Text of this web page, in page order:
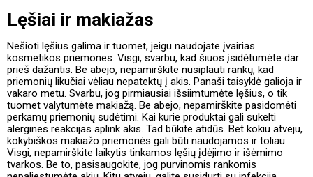
Lęšiai ir makiažas
Nešioti lęšius galima ir tuomet, jeigu naudojate įvairias
kosmetikos priemones. Visgi, svarbu, kad šiuos įsidėtumėte dar
prieš dažantis. Be abejo, nepamirškite nusiplauti rankų, kad
priemonių likučiai vėliau nepatektų į akis. Panaši taisyklė galioja ir
vakaro metu. Svarbu, jog pirmiausiai išsiimtumėte lęšius, o tik
tuomet valytumėte makiažą. Be abejo, nepamirškite pasidomėti
perkamų priemonių sudėtimi. Kai kurie produktai gali sukelti
alergines reakcijas aplink akis. Tad būkite atidūs. Bet kokiu atveju,
kokybiškos makiažo priemonės gali būti naudojamos ir toliau.
Visgi, nepamirškite laikytis tinkamos lęšių įdėjimo ir išėmimo
tvarkos. Be to, pasisaugokite, jog purvinomis rankomis